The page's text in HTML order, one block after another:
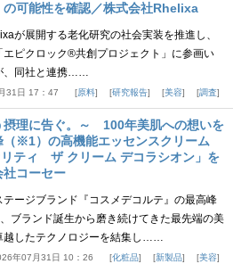
の可能性を確認／株式会社Rhelixa
が展開する老化研究の社会実装を推進し、
ピクロック®共創プロジェクト」に参画い
、同社と連携……
31日 17：47 原料 研究報告 美容 調査
摂理に告ぐ。～ 100年美肌への想いを
（※1）の高機能エッセンスクリーム
リティ ザ クリーム デコラシオン」を
社コーセー
ージブランド『コスメデコルテ』の最高峰
ブランド誕生から磨き続けてきた最先端の美
越したテクノロジーを結集し……
年07月31日 10：26 化粧品 新製品 美容